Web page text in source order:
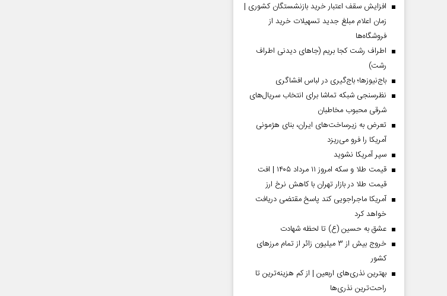
افزایش سقف اعتبار خرید بازنشستگان کشوری |
زمان اعلام مبلغ جدید تسهیلات خرید از
فروشگاه‌ها
اطراف رشت کجا بریم (جاهای دیدنی اطراف
رشت)
باج‌نیوزها؛ باج‌گیری در لباس افشاگری
نظرسنجی شبکه تماشا برای انتخاب سریال‌های
شرقی محبوب مخاطبان
تعرض به زیرساخت‌های ایران، بنای هژمونی
آمریکا را فرو می‌ریزد
سپر آمریکا نشوید
قیمت طلا و سکه امروز ۱۱ مرداد ۱۴۰۵ | افت
قیمت طلا در بازار تهران با کاهش نرخ ارز
آمریکا ماجراجویی کند پاسخ مقتضی دریافت
خواهد کرد
عشق به حسین (ع) تا لحظه شهادت
خروج بیش از ۳ میلیون زائر از تمام مرز‌های
کشور
بهترین نذری‌های اربعین | از کم هزینه‌ترین تا
راحت‌ترین نذری‌ها